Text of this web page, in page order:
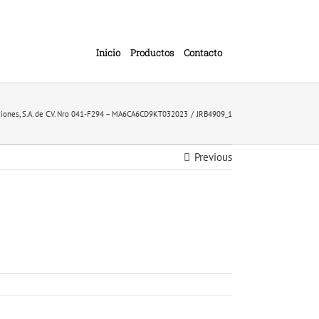
Inicio Productos Contacto
S.A. de C.V. Nro 041-F294 – MA6CA6CD9KT032023 JRB4909_1
Previous